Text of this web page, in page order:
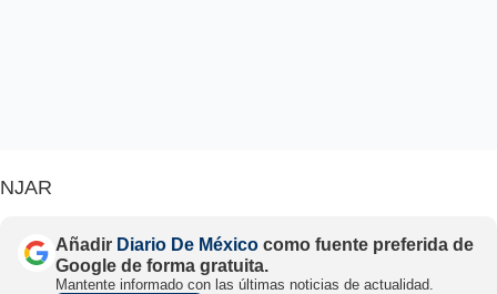
NJAR
Añadir Diario De México como fuente preferida de
Google de forma gratuita.
Mantente informado con las últimas noticias de actualidad.